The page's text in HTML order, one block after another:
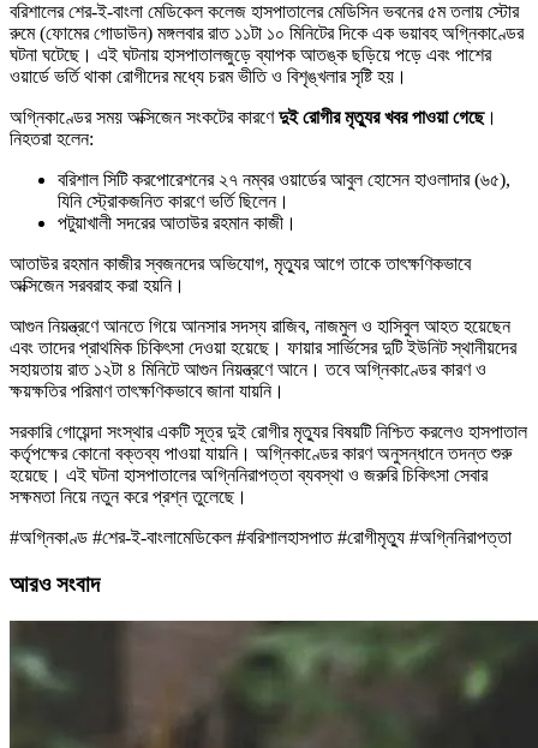
বরিশালের শের-ই-বাংলা মেডিকেল কলেজ হাসপাতালের মেডিসিন ভবনের ৫ম তলায় স্টোর
রুমে (ফোমের গোডাউন) মঙ্গলবার রাত ১১টা ১০ মিনিটের দিকে এক ভয়াবহ অগ্নিকাণ্ডের
ঘটনা ঘটেছে। এই ঘটনায় হাসপাতালজুড়ে ব্যাপক আতঙ্ক ছড়িয়ে পড়ে এবং পাশের
ওয়ার্ডে ভর্তি থাকা রোগীদের মধ্যে চরম ভীতি ও বিশৃঙ্খলার সৃষ্টি হয়।
অগ্নিকাণ্ডের সময় অক্সিজেন সংকটের কারণেদুই রোগীর মৃত্যুর খবর পাওয়া গেছে।
নিহতরা হলেন:
বরিশাল সিটি করপোরেশনের ২৭ নম্বর ওয়ার্ডের আবুল হোসেন হাওলাদার (৬৫),
যিনি স্ট্রোকজনিত কারণে ভর্তি ছিলেন।
পটুয়াখালী সদরের আতাউর রহমান কাজী।
আতাউর রহমান কাজীর স্বজনদের অভিযোগ, মৃত্যুর আগে তাকে তাৎক্ষণিকভাবে
অক্সিজেন সরবরাহ করা হয়নি।
আগুন নিয়ন্ত্রণে আনতে গিয়ে আনসার সদস্য রাজিব, নাজমুল ও হাসিবুল আহত হয়েছেন
এবং তাদের প্রাথমিক চিকিৎসা দেওয়া হয়েছে। ফায়ার সার্ভিসের দুটি ইউনিট স্থানীয়দের
সহায়তায় রাত ১২টা ৪ মিনিটে আগুন নিয়ন্ত্রণে আনে। তবে অগ্নিকাণ্ডের কারণ ও
ক্ষয়ক্ষতির পরিমাণ তাৎক্ষণিকভাবে জানা যায়নি।
সরকারি গোয়েন্দা সংস্থার একটি সূত্র দুই রোগীর মৃত্যুর বিষয়টি নিশ্চিত করলেও হাসপাতাল
কর্তৃপক্ষের কোনো বক্তব্য পাওয়া যায়নি। অগ্নিকাণ্ডের কারণ অনুসন্ধানে তদন্ত শুরু
হয়েছে। এই ঘটনা হাসপাতালের অগ্নিনিরাপত্তা ব্যবস্থা ও জরুরি চিকিৎসা সেবার
সক্ষমতা নিয়ে নতুন করে প্রশ্ন তুলেছে।
#অগ্নিকাণ্ড #শের-ই-বাংলামেডিকেল #বরিশালহাসপাত #রোগীমৃত্যু #অগ্নিনিরাপত্তা
আরও সংবাদ